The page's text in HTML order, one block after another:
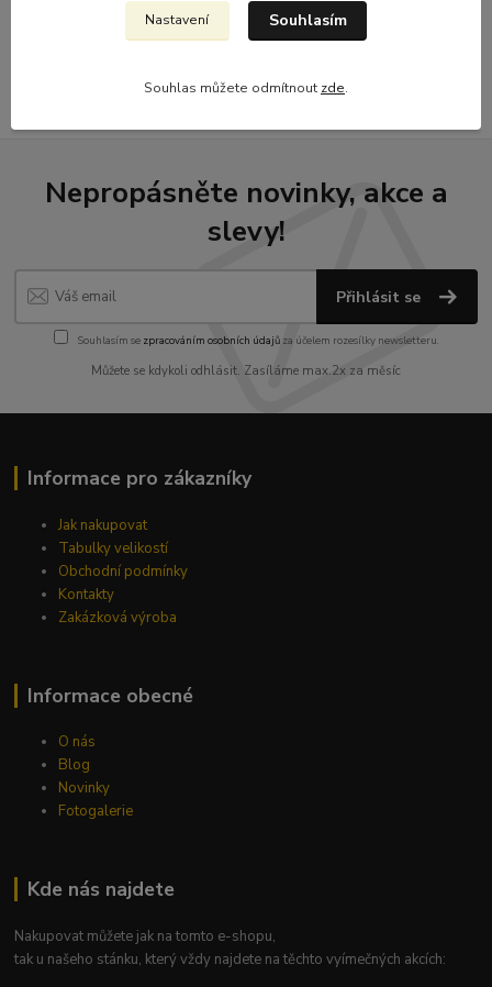
DOPLŇKY / ACCESSORIES
Nepropásněte novinky, akce a
slevy!
Přihlásit se
Souhlasím se zpracováním osobních údajůza účelem rozesílky newsletteru.
Můžete se kdykoli odhlásit. Zasíláme max.2x za měsíc
Informace pro zákazníky
Jak nakupovat
Tabulky velikostí
Obchodní podmínky
Kontakty
Zakázková výroba
Informace obecné
O nás
Blog
Novinky
Fotogalerie
Kde nás najdete
Nakupovat můžete jak na tomto e-shopu,
tak u našeho stánku, který vždy najdete na těchto vyímečných akcích:
Nastavení Souhlasím
Souhlas můžete odmítnout zde.